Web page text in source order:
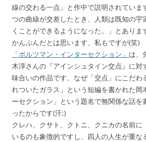
線の交わる一点」と作中で説明されていま
つの曲線が交差したとき、人類は既知の宇
くことができるようになった。」とありま
かんぷんだとは思います、私もですが(笑)
「ボルツマン・インターセクション」 は、
木淳さんの『アインシュタイン交点』に対
味合いの作品です。なぜ「交点」にこだわ
れついたガラス」という短編を書かれた岡
ーセクション」という題名で無関係な話を
ったからです(汗;)
クレハ、クサト、クトニ、クニカの名前に
いるのも象徴的ですし、四人の人生が重な